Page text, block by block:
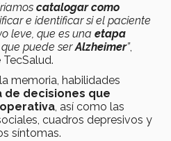
catalogar como
e identificar si el paciente
leve, que es una etapa
que puede serAlzheimer”,
memoria, habilidades
de decisiones que
, así como las
cuadros depresivos y
síntomas.